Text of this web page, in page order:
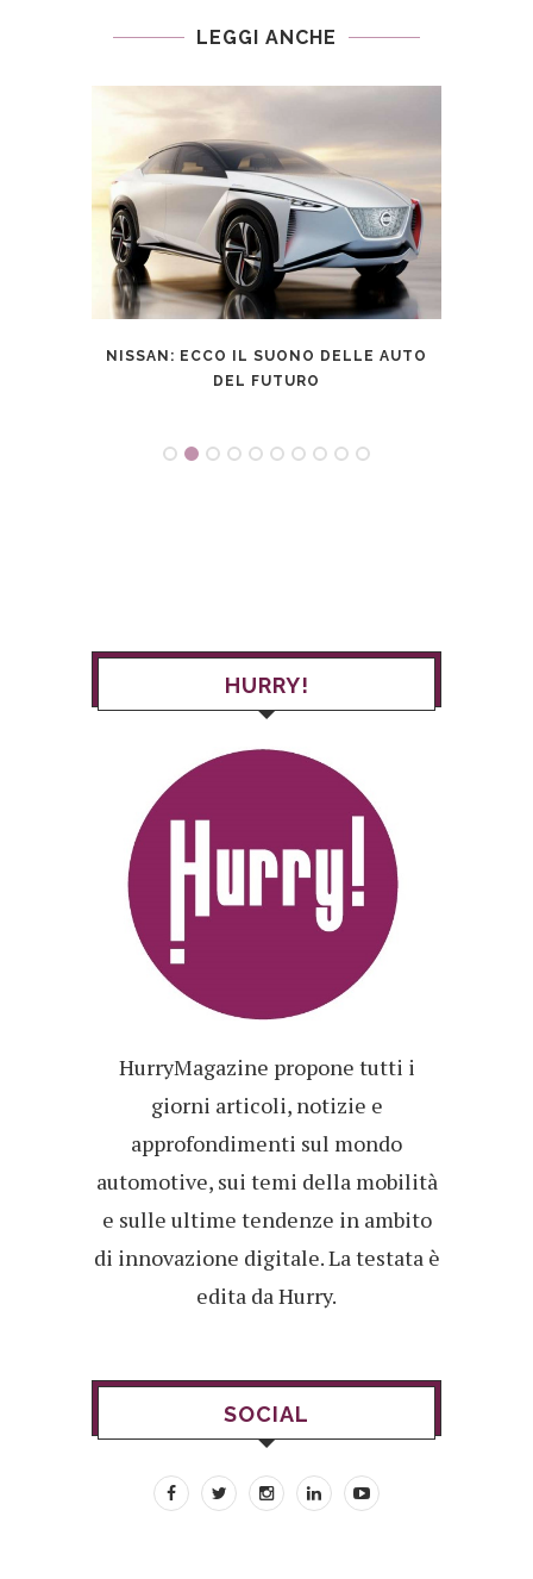
LEGGI ANCHE
NISSAN: ECCO IL SUONO DELLE AUTO
DEL FUTURO
HURRY!
HurryMagazine propone tutti i
giorni articoli, notizie e
approfondimenti sul mondo
automotive, sui temi della mobilità
e sulle ultime tendenze in ambito
di innovazione digitale. La testata è
edita da Hurry.
SOCIAL